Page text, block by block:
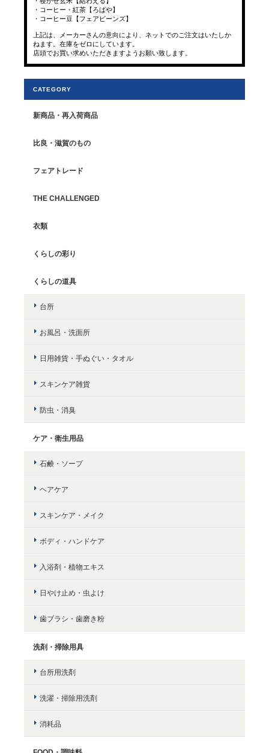
・コーヒー・紅茶【ろばや】
・コーヒー豆【フェアビーンズ】
上記は、メーカーさんの意向により、ネットでのご注文はいたしか
ねます。在庫をゼロにしています。
店頭でお買い求めいただきますようお願い致します。
CATEGORY
新商品・再入荷商品
比良・滋賀のもの
フェアトレード
THE CHALLENGED
衣類
くらしの彩り
くらしの道具
台所
お風呂・洗面所
日用雑貨・手ぬぐい・タオル
スキンケア雑貨
防虫・消臭
ケア・衛生用品
石鹸・ソープ
ヘアケア
スキンケア・メイク
ボディ・ハンドケア
入浴剤・植物エキス
日やけ止め・虫よけ
歯ブラシ・歯磨き粉
洗剤・掃除用具
台所用洗剤
洗濯・掃除用洗剤
消耗品